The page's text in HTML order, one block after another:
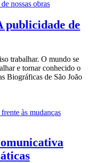
publicidade de
trabalhar. O mundo se
e tornar conhecido o
Biográficas de São João